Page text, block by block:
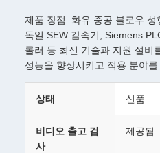
제품 장점: 화유 중공 블로우
독일 SEW 감속기, Siemens
롤러 등 최신 기술과 지원 설비
성능을 향상시키고 적용 분야를
상태 신품
비디오 출고 검
사
제공됨